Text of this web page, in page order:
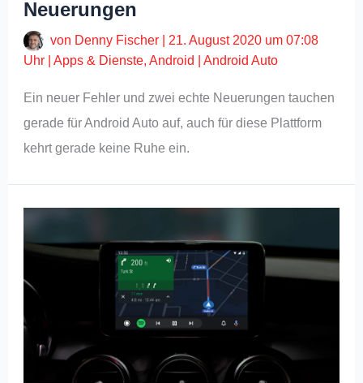
Neuerungen
von Denny Fischer
21. August 2020 um 07:08
Uhr |Apps & Dienste,Android |Android Auto
Ein neuer Fehler und zwei echte Neuerungen tauchen
gerade für Android Auto auf, auch für diese Plattform
kehrt gerade keine Ruhe ein.